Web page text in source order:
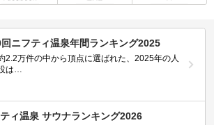
ニフティ温泉年間ランキング2025
2.2万件の中から頂点に選ばれた、2025年の人
は…
ィ温泉 サウナランキング2026